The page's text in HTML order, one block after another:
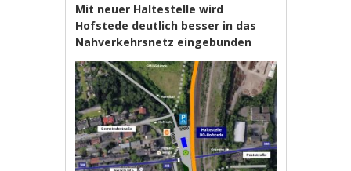
Mit neuer Haltestelle wird
Hofstede deutlich besser in das
Nahverkehrsnetz eingebunden